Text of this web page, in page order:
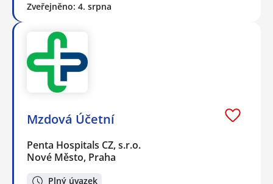
Zveřejněno: 4. srpna
Mzdová Účetní
Penta Hospitals CZ, s.r.o.
Nové Město, Praha
Plný úvazek